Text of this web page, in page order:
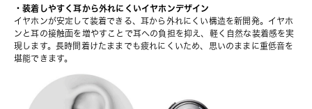
・装着しやすく耳から外れにくいイヤホンデザイン
イヤホンが安定して装着できる、耳から外れにくい構造を新開発。イヤホ
ンと耳の接触面を増やすことで耳への負担を抑え、軽く自然な装着感を実
現します。長時間着けたままでも疲れにくいため、思いのままに重低音を
堪能できます。